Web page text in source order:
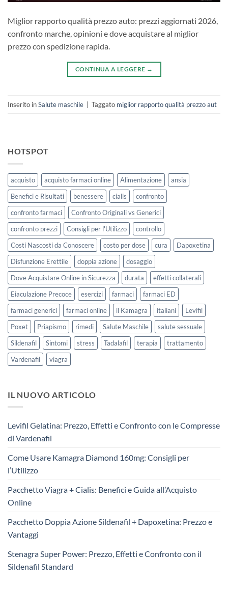
Miglior rapporto qualità prezzo auto: prezzi aggiornati 2026,
confronto marche, opinioni e dove acquistare al miglior
prezzo con spedizione rapida.
CONTINUA A LEGGERE →
Inserito inSalute maschile Taggato miglior rapporto qualità prezzo aut
HOTSPOT
acquisto acquisto farmaci online Alimentazione
ansia
Benefici e Risultati
benessere cialis
confronto
confronto farmaci
Confronto Originali vs Generici
confronto prezzi
Consigli per l'Utilizzo
controllo
Costi Nascosti da Conoscere
costo per dose cura
Dapoxetina
Disfunzione Erettile
doppia azione
dosaggio
Dove Acquistare Online in Sicurezza
durata
effetti collaterali
Eiaculazione Precoce
esercizi farmaci
farmaci ED
farmaci generici
farmaci online il Kamagra italiani
Levifil
Poxet
Priapismo rimedi Salute Maschile
salute sessuale
Sildenafil
Sintomi stress Tadalafil terapia
trattamento
Vardenafil
viagra
IL NUOVO ARTICOLO
Levifil Gelatina: Prezzo, Effetti e Confronto con le Compresse
di Vardenafil
Come Usare Kamagra Diamond 160mg: Consigli per
l’Utilizzo
Pacchetto Viagra + Cialis: Benefici e Guida all’Acquisto
Online
Pacchetto Doppia Azione Sildenafil + Dapoxetina: Prezzo e
Vantaggi
Stenagra Super Power: Prezzo, Effetti e Confronto con il
Sildenafil Standard